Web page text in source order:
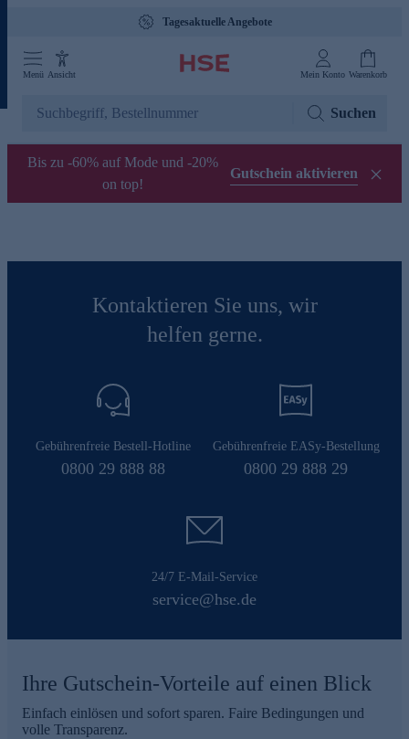
Tagesaktuelle Angebote
Menü Ansicht Mein Konto Warenkorb
Suchen
Bis zu -60% auf Mode und -20%
on top!
Gutschein aktivieren
Kontaktieren Sie uns, wir
helfen gerne.
Gebührenfreie Bestell-Hotline
0800 29 888 88
Gebührenfreie EASy-Bestellung
0800 29 888 29
24/7 E-Mail-Service
service@hse.de
Ihre Gutschein-Vorteile auf einen Blick
Einfach einlösen und sofort sparen. Faire Bedingungen und
volle Transparenz.